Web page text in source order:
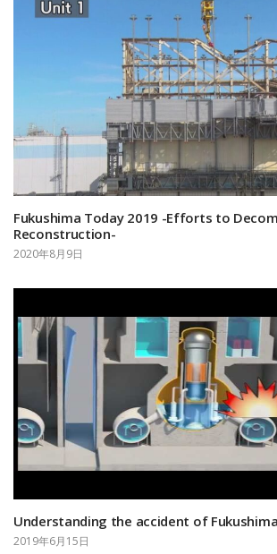
Fukushima Today 2019 -Efforts to
Reconstruction-
2020年8月9日
Understanding the accident of
2019年6月15日